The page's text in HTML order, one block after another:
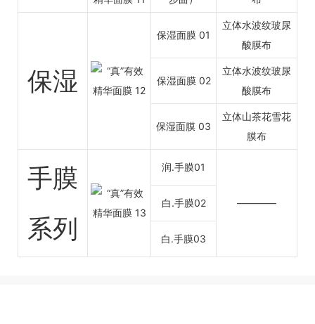
保湿
保湿面膜 01
立体水波纹玻尿
酸膜布
保湿面膜 02
立体水波纹玻尿
酸膜布
保湿面膜 03
立体山茶花雪花
膜布
手膜
系列
润.手膜01
————
白.手膜02
白.手膜03